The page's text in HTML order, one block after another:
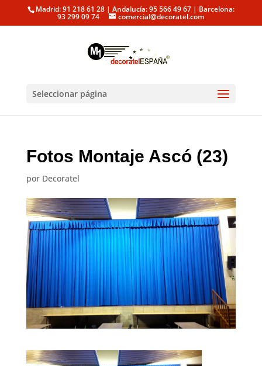
Madrid: 91 218 61 28 | Andalucía: 95 566 49 67 | Barcelona:
93 299 09 74 comercial@decoratel.com
Seleccionar página
Fotos Montaje Ascó (23)
por Decoratel